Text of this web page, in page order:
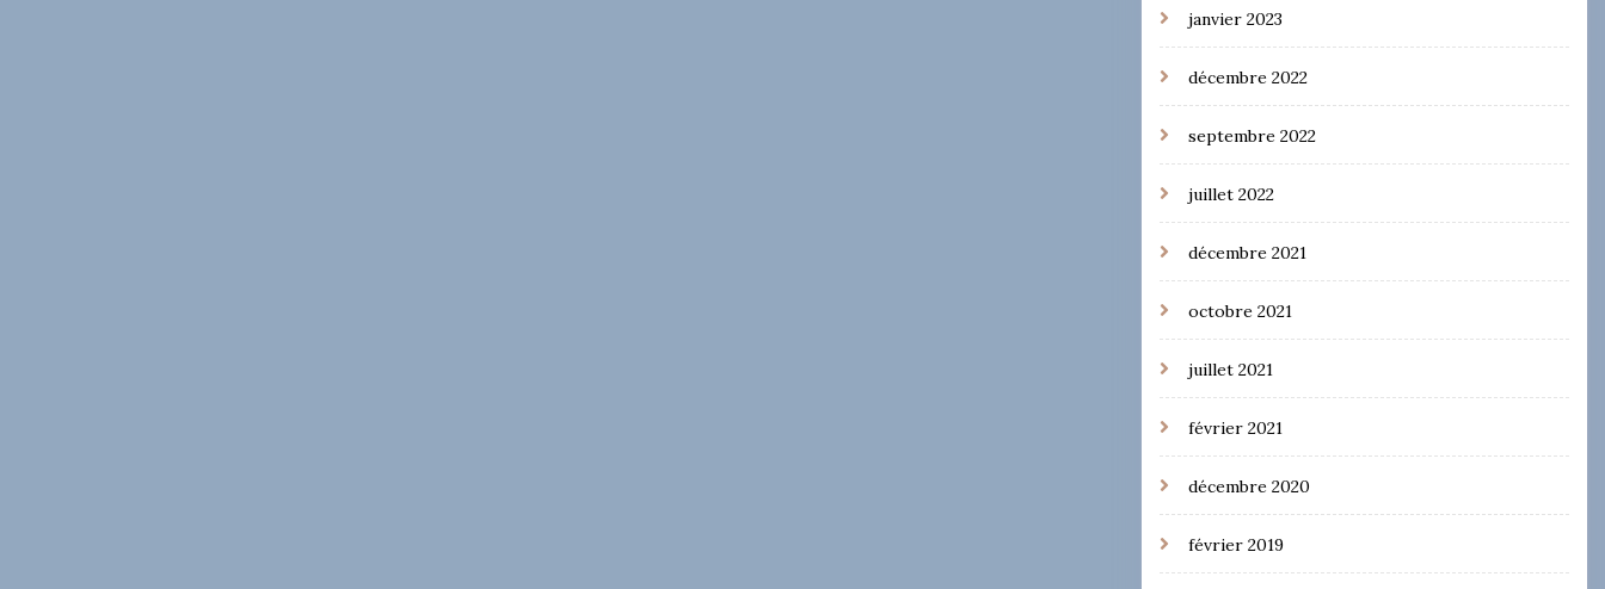
janvier 2023
décembre 2022
septembre 2022
juillet 2022
décembre 2021
octobre 2021
juillet 2021
février 2021
décembre 2020
février 2019